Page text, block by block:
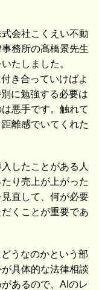
会社こくえい不動
務所の髙橋景先生
たしました。
き合っていけばよ
に勉強する必要は
悪手です。触れて
離感でいてくれた
したことがある人
り売上が上がった
直して、何が必要
くことが重要であ
うなのかという部
具体的な法律相談
あるので、AIのレ